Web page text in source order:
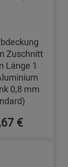
Zuschnitt
Länge 1
0,8 mm
€